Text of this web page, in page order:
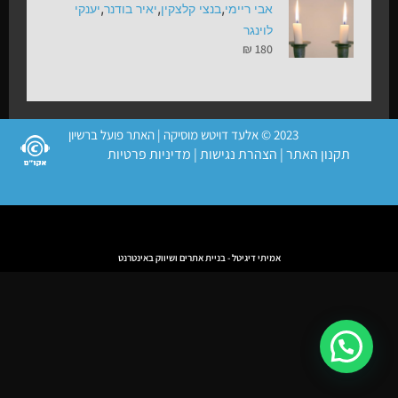
אבי ריימי,בנצי קלצקין,יאיר בודנר,יענקי
לוינגר
₪ 180
2023 © אלעד דויטש מוסיקה | האתר פועל ברשיון
תקנון האתר| הצהרת נגישות| מדיניות פרטיות
אמיתי דיגיטל - בניית אתרים ושיווק באינטרנט